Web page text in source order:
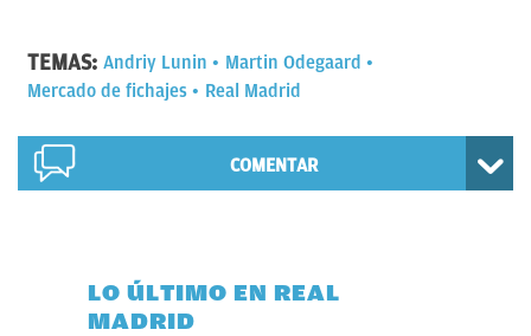
TEMAS: Andriy Lunin
Martin Odegaard
Mercado de fichajes
Real Madrid
COMENTAR
LO ÚLTIMO EN REAL
MADRID